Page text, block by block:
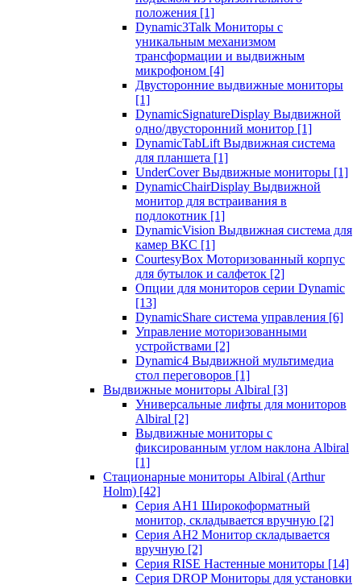
положения [1]
Dynamic3Talk Мониторы с
уникальным механизмом
трансформации и выдвижным
микрофоном [4]
Двусторонние выдвижные мониторы
[1]
DynamicSignatureDisplay Выдвижной
одно/двусторонний монитор [1]
DynamicTabLift Выдвижная система
для планшета [1]
UnderCover Выдвижные мониторы [1]
DynamicChairDisplay Выдвижной
монитор для встраивания в
подлокотник [1]
DynamicVision Выдвижная система для
камер ВКС [1]
CourtesyBox Моторизованный корпус
для бутылок и салфеток [2]
Опции для мониторов серии Dynamic
[13]
DynamicShare система управления [6]
Управление моторизованными
устройствами [2]
Dynamic4 Выдвижной мультимедиа
стол переговоров [1]
Выдвижные мониторы Albiral [3]
Универсальные лифты для мониторов
Albiral [2]
Выдвижные мониторы с
фиксированным углом наклона Albiral
[1]
Стационарные мониторы Albiral (Arthur
Holm) [42]
Серия AH1 Широкоформатный
монитор, складывается вручную [2]
Серия AH2 Монитор складывается
вручную [2]
Серия RISE Настенные мониторы [14]
Серия DROP Мониторы для установки